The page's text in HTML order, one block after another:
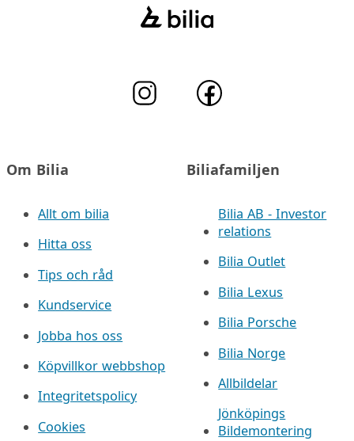
Om Bilia
Allt om bilia
Hitta oss
Tips och råd
Kundservice
Jobba hos oss
Köpvillkor webbshop
Integritetspolicy
Cookies
Biliafamiljen
Bilia AB - Investor
relations
Bilia Outlet
Bilia Lexus
Bilia Porsche
Bilia Norge
Allbildelar
Jönköpings
Bildemontering